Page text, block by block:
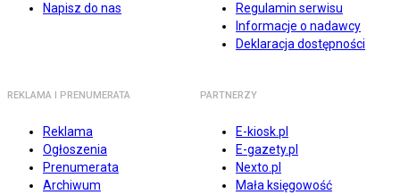
Napisz do nas
Regulamin serwisu
Informacje o nadawcy
Deklaracja dostępności
REKLAMA I PRENUMERATA
Reklama
Ogłoszenia
Prenumerata
Archiwum
PARTNERZY
E-kiosk.pl
E-gazety.pl
Nexto.pl
Mała księgowość